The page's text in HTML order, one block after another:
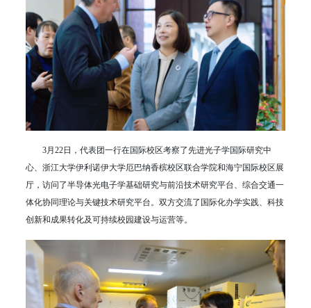
3月22日，代表团一行在国际校区考察了先进光子学国际研究中
心、浙江大学伊利诺伊大学厄巴纳香槟校区联合学院和海宁国际校区展
厅，访问了半导体光电子学基础研究与前沿技术研究平台、综合交通一
体化协同理论与关键技术研究平台。双方交流了国际化办学实践、科技
创新和成果转化及可持续校园建设与运营等。